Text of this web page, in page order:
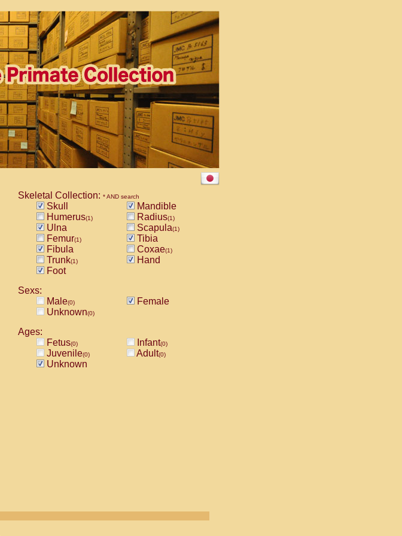
Skeletal Collection: * AND search
Skull
Mandible
Humerus(1) Radius(1)
Ulna Scapula(1)
Femur(1)
Tibia
Fibula
Coxae(1)
Trunk(1)
Hand
Foot
Sexs:
Male(0)
Female
Unknown(0)
Ages:
Fetus(0) Infant(0)
Juvenile(0) Adult(0)
Unknown